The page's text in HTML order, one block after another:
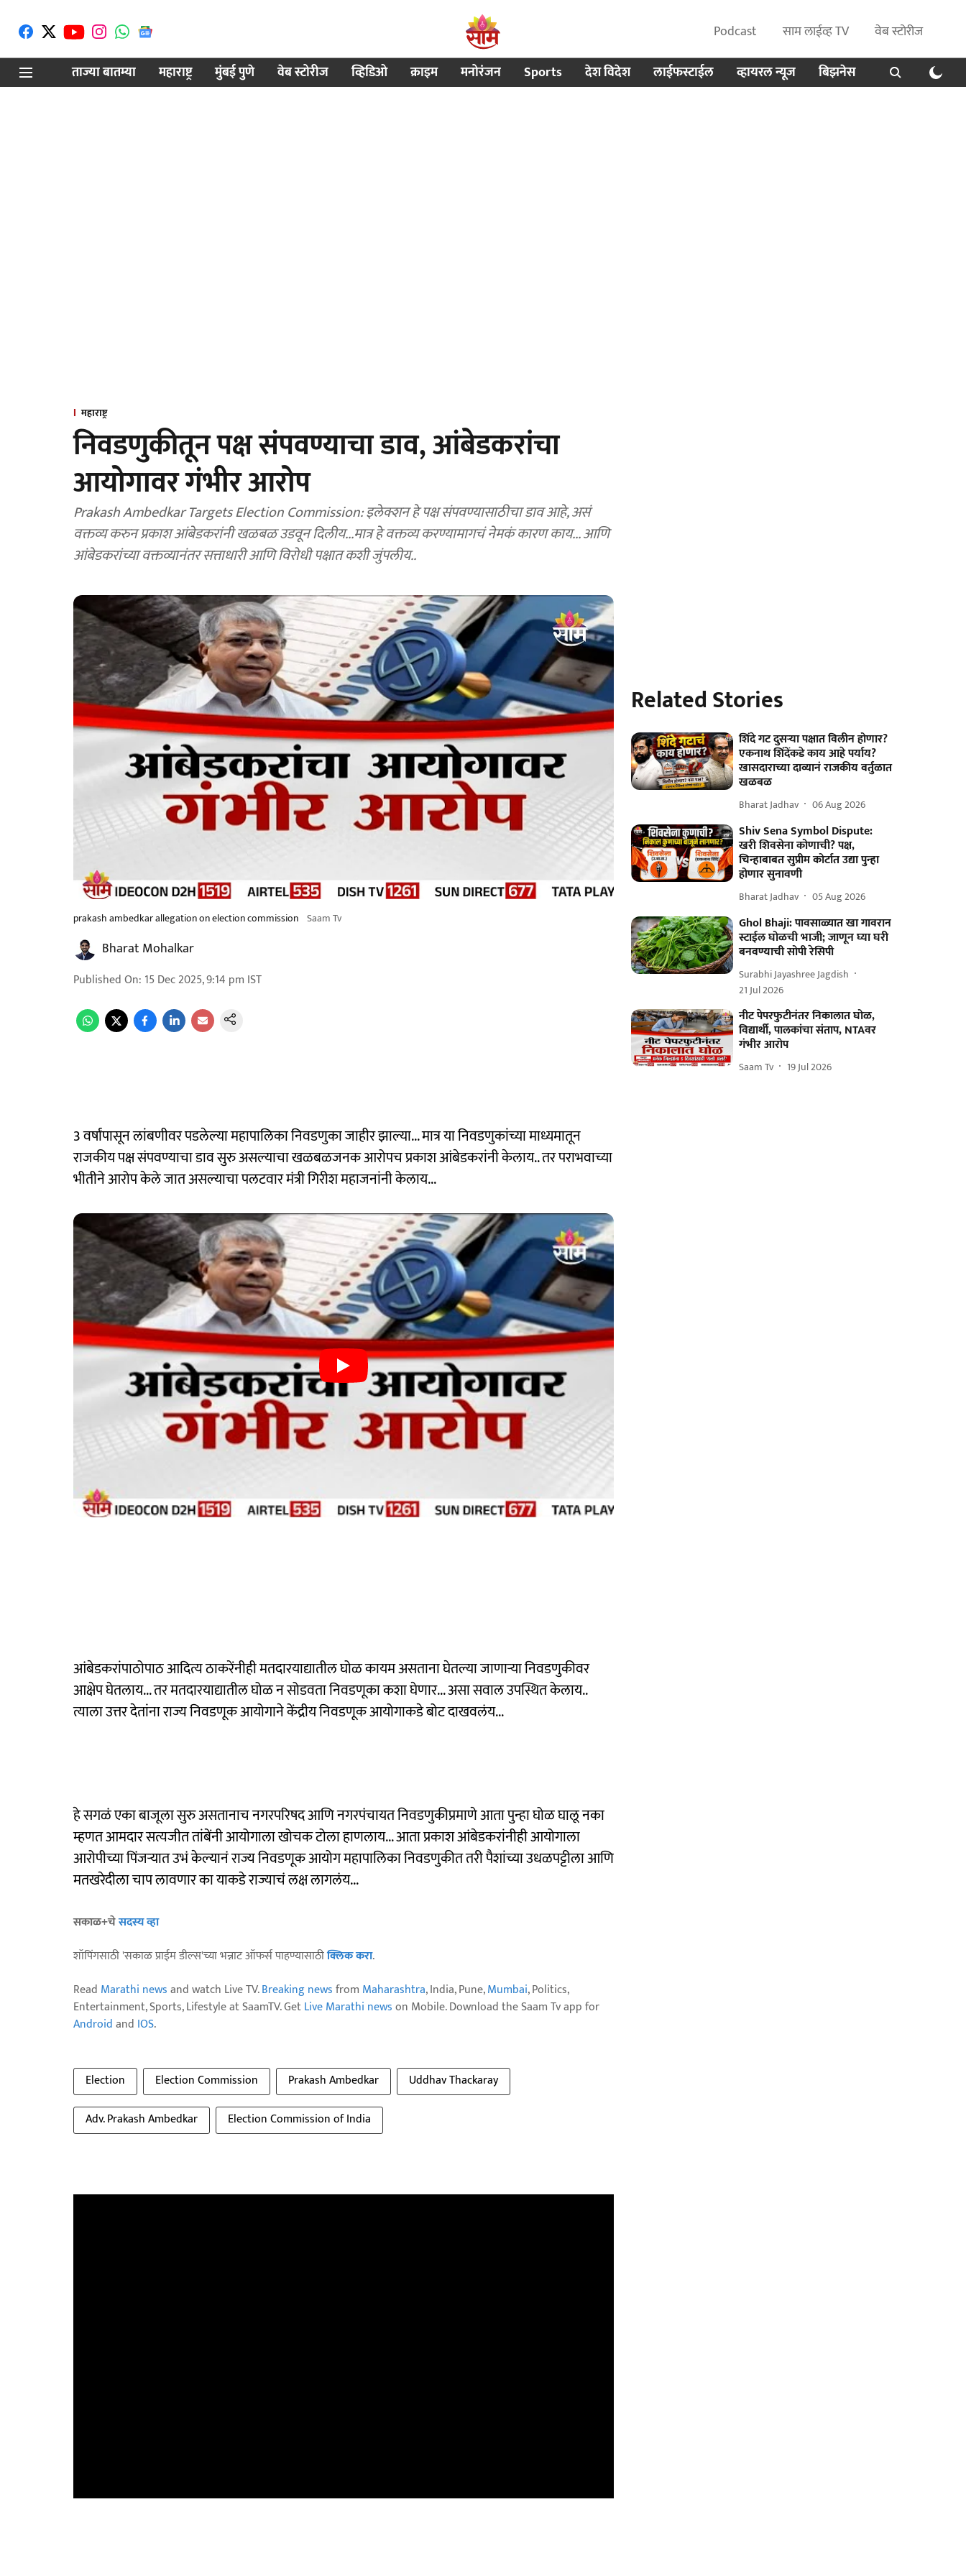
Podcast साम लाईव्ह TV
वेब स्टोरीज
ताज्या बातम्या
महाराष्ट्र मुंबई पुणे वेब स्टोरीज व्हिडिओ क्राइम मनोरंजन Sports देश विदेश लाईफस्टाईल व्हायरल न्यूज बिझनेस
महाराष्ट्र
निवडणुकीतून पक्ष संपवण्याचा डाव, आंबेडकरांचा
आयोगावर गंभीर आरोप
Prakash Ambedkar Targets Election Commission: इलेक्शन हे पक्ष संपवण्यासाठीचा डाव आहे, असं
वक्तव्य करुन प्रकाश आंबेडकरांनी खळबळ उडवून दिलीय...मात्र हे वक्तव्य करण्यामागचं नेमकं कारण काय... आणि
आंबेडकरांच्या वक्तव्यानंतर सत्ताधारी आणि विरोधी पक्षात कशी जुंपलीय..
prakash ambedkar allegation on election commission Saam Tv
Bharat Mohalkar
Published On: 15 Dec 2025, 9:14 pm IST
3 वर्षांपासून लांबणीवर पडलेल्या महापालिका निवडणुका जाहीर झाल्या... मात्र या निवडणुकांच्या माध्यमातून
राजकीय पक्ष संपवण्याचा डाव सुरु असल्याचा खळबळजनक आरोपच प्रकाश आंबेडकरांनी केलाय.. तर पराभवाच्या
भीतीने आरोप केले जात असल्याचा पलटवार मंत्री गिरीश महाजनांनी केलाय...
आंबेडकरांपाठोपाठ आदित्य ठाकरेंनीही मतदारयाद्यातील घोळ कायम असताना घेतल्या जाणाऱ्या निवडणुकीवर
आक्षेप घेतलाय... तर मतदारयाद्यातील घोळ न सोडवता निवडणूका कशा घेणार... असा सवाल उपस्थित केलाय..
त्याला उत्तर देतांना राज्य निवडणूक आयोगाने केंद्रीय निवडणूक आयोगाकडे बोट दाखवलंय...
हे सगळं एका बाजूला सुरु असतानाच नगरपरिषद आणि नगरपंचायत निवडणुकीप्रमाणे आता पुन्हा घोळ घालू नका
म्हणत आमदार सत्यजीत तांबेंनी आयोगाला खोचक टोला हाणलाय... आता प्रकाश आंबेडकरांनीही आयोगाला
आरोपीच्या पिंजऱ्यात उभं केल्यानं राज्य निवडणूक आयोग महापालिका निवडणुकीत तरी पैशांच्या उधळपट्टीला आणि
मतखरेदीला चाप लावणार का याकडे राज्याचं लक्ष लागलंय...
सकाळ+चेसदस्य व्हा
शॉपिंगसाठी 'सकाळ प्राईम डील्स'च्या भन्नाट ऑफर्स पाहण्यासाठीक्लिक करा.
Read Marathi newsand watch Live TV.Breaking newsfrom Maharashtra, India, Pune,Mumbai, Politics,
Entertainment, Sports, Lifestyle at SaamTV. GetLive Marathi newson Mobile. Download the Saam Tv app for
Androidand IOS.
Election Election Commission Prakash Ambedkar
Uddhav Thackaray
Adv. Prakash Ambedkar
Election Commission of India
Related Stories
शिंदे गट दुसऱ्या पक्षात विलीन होणार?
एकनाथ शिंदेंकडे काय आहे पर्याय?
खासदाराच्या दाव्यानं राजकीय वर्तुळात
खळबळ
Bharat Jadhav 06 Aug 2026
Shiv Sena Symbol Dispute:
खरी शिवसेना कोणाची? पक्ष,
चिन्हाबाबत सुप्रीम कोर्टात उद्या पुन्हा
होणार सुनावणी
Bharat Jadhav 05 Aug 2026
Ghol Bhaji: पावसाळ्यात खा गावरान
स्टाईल घोळची भाजी; जाणून घ्या घरी
बनवण्याची सोपी रेसिपी
Surabhi Jayashree Jagdish
21 Jul 2026
नीट पेपरफुटीनंतर निकालात घोळ,
विद्यार्थी, पालकांचा संताप, NTAवर
गंभीर आरोप
Saam Tv 19 Jul 2026